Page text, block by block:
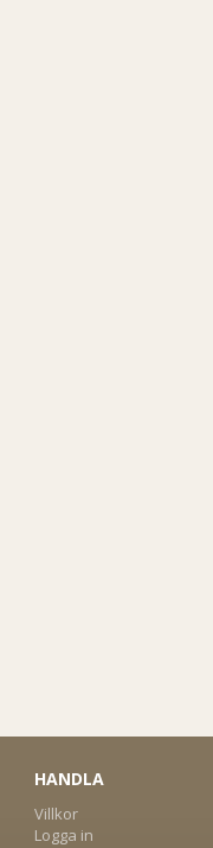
HANDLA
Villkor
Logga in